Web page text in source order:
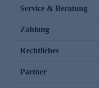
Service & Beratung
Zahlung
Rechtliches
Partner